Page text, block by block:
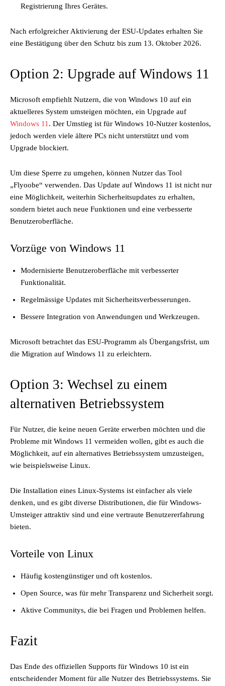
Registrierung Ihres Gerätes.
Nach erfolgreicher Aktivierung der ESU-Updates erhalten Sie
eine Bestätigung über den Schutz bis zum 13. Oktober 2026.
Option 2: Upgrade auf Windows 11
Microsoft empfiehlt Nutzern, die von Windows 10 auf ein
aktuelleres System umsteigen möchten, ein Upgrade auf
Windows 11. Der Umstieg ist für Windows 10-Nutzer kostenlos,
jedoch werden viele ältere PCs nicht unterstützt und vom
Upgrade blockiert.
Um diese Sperre zu umgehen, können Nutzer das Tool
„Flyoobe“ verwenden. Das Update auf Windows 11 ist nicht nur
eine Möglichkeit, weiterhin Sicherheitsupdates zu erhalten,
sondern bietet auch neue Funktionen und eine verbesserte
Benutzeroberfläche.
Vorzüge von Windows 11
Modernisierte Benutzeroberfläche mit verbesserter
Funktionalität.
Regelmässige Updates mit Sicherheitsverbesserungen.
Bessere Integration von Anwendungen und Werkzeugen.
Microsoft betrachtet das ESU-Programm als Übergangsfrist, um
die Migration auf Windows 11 zu erleichtern.
Option 3: Wechsel zu einem
alternativen Betriebssystem
Für Nutzer, die keine neuen Geräte erwerben möchten und die
Probleme mit Windows 11 vermeiden wollen, gibt es auch die
Möglichkeit, auf ein alternatives Betriebssystem umzusteigen,
wie beispielsweise Linux.
Die Installation eines Linux-Systems ist einfacher als viele
denken, und es gibt diverse Distributionen, die für Windows-
Umsteiger attraktiv sind und eine vertraute Benutzererfahrung
bieten.
Vorteile von Linux
Häufig kostengünstiger und oft kostenlos.
Open Source, was für mehr Transparenz und Sicherheit sorgt.
Aktive Communitys, die bei Fragen und Problemen helfen.
Fazit
Das Ende des offiziellen Supports für Windows 10 ist ein
entscheidender Moment für alle Nutzer des Betriebssystems. Sie